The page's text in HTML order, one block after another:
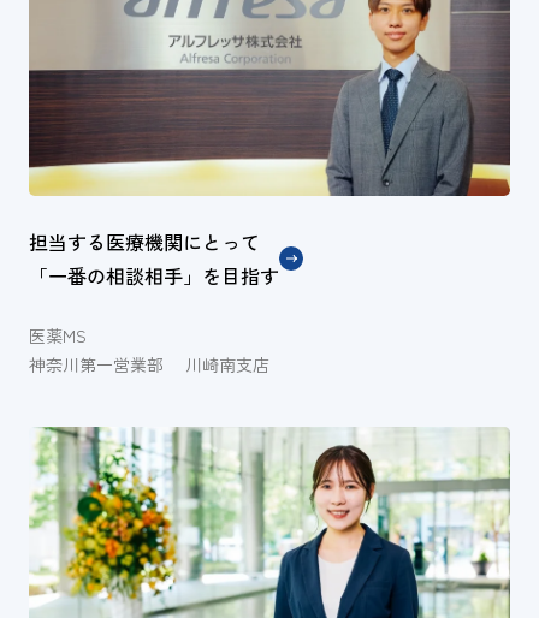
担当する医療機関にとって
「一番の相談相手」を目指す
医薬MS
神奈川第一営業部 川崎南支店